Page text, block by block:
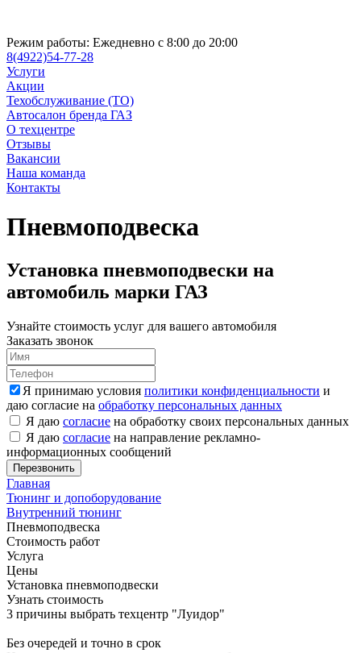
Режим работы: Ежедневно с 8:00 до 20:00
8(4922)54-77-28
Услуги
Акции
Техобслуживание (ТО)
Автосалон бренда ГАЗ
О техцентре
Отзывы
Вакансии
Наша команда
Контакты
Пневмоподвеска
Установка пневмоподвески на
автомобиль марки ГАЗ
Узнайте стоимость услуг для вашего автомобиля
Заказать звонок
Я принимаю условия политики конфиденциальности и
даю согласие на обработку персональных данных
Я даю согласие на обработку своих персональных данных
Я даю согласие на направление рекламно-
информационных сообщений
Главная
Тюнинг и допоборудование
Внутренний тюнинг
Пневмоподвеска
Стоимость работ
Услуга
Цены
Установка пневмоподвески
Узнать стоимость
3 причины выбрать техцентр "Луидор"
Без очередей и точно в срок